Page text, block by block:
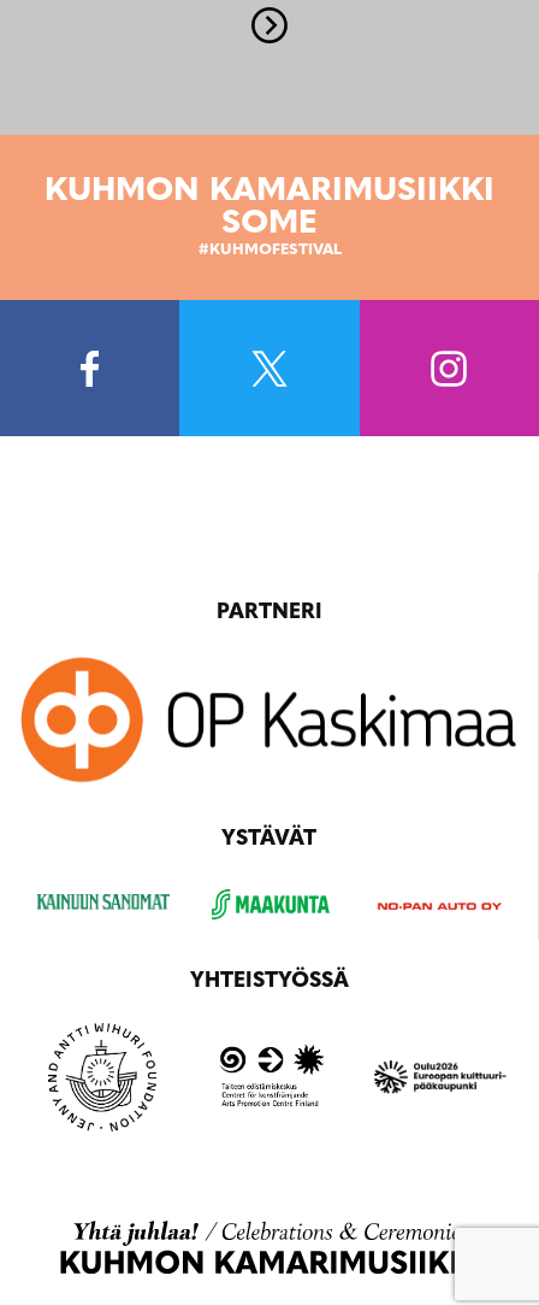
KUHMON KAMARIMUSIIKKI
SOME
#KUHMOFESTIVAL
PARTNERI
YSTÄVÄT
YHTEISTYÖSSÄ